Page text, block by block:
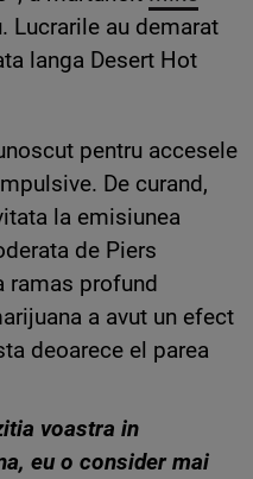
Lucrarile au demarat
langa Desert Hot
pentru accesele
De curand,
la emisiunea
de Piers
ramas profund
a avut un efect
deoarece el parea
voastra in
eu o consider mai